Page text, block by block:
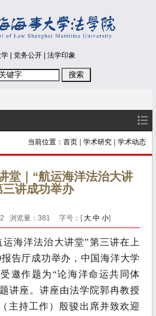
党务公开 法学印象
当前位置： 首页 学术研究 学术动态
堂｜“航运海洋法治大讲
三讲成功举办
浏览量： 381 字号：[大 中 小]
运海洋法治大讲堂”第三讲在上
报告厅成功举办 ，中国海洋大学
邀作题为“论海洋命运共同体
讲座。讲座由法学院郭冉教授
主持工作）殷骏出席并致欢迎